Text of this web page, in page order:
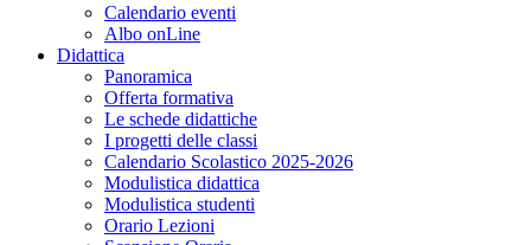
Calendario eventi
Albo onLine
Didattica
Panoramica
Offerta formativa
Le schede didattiche
I progetti delle classi
Calendario Scolastico 2025-2026
Modulistica didattica
Modulistica studenti
Orario Lezioni